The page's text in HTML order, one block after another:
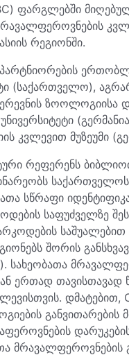
ფარგლებში
რეგიონში.
(საქართველო),
ერევნის
კვლევით მუზეუმი
რეფერენს
სწრაფი
საფუძველზე
შორის
სახეობათა
ერთად თავისთავად
მრავალფეროვნების